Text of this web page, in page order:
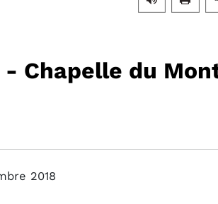
Chapelle du
2018